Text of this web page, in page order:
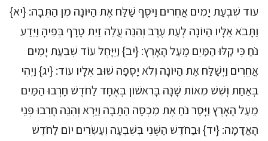
עוֹד שִׁבְעַת יָמִים אֲחֵרִים וַיֹּסֶף שַׁלַּח אֶת הַיּוֹנָה מִן הַתֵּבָה: {יא}
וַתָּבֹא אֵלָיו הַיּוֹנָה לְעֵת עֶרֶב וְהִנֵּה עֲלֵה זַיִת טָרָף בְּפִיהָ וַיֵּדַע
נֹחַ כִּי קַלּוּ הַמַּיִם מֵעַל הָאָרֶץ: {יב} וַיִּיָּחֶל עוֹד שִׁבְעַת יָמִים
אֲחֵרִים וַיְשַׁלַּח אֶת הַיּוֹנָה וְלֹא יָסְפָה שׁוּב אֵלָיו עוֹד: {יג} וַיְהִי
בְּאַחַת וְשֵׁשׁ מֵאוֹת שָׁנָה בָּרִאשׁוֹן בְּאֶחָד לַחֹדֶשׁ חָרְבוּ הַמַּיִם
מֵעַל הָאָרֶץ וַיָּסַר נֹחַ אֶת מִכְסֵה הַתֵּבָה וַיַּרְא וְהִנֵּה חָרְבוּ פְּנֵי
הָאֲדָמָה: {יד} וּבַחֹדֶשׁ הַשֵּׁנִי בְּשִׁבְעָה וְעֶשְׂרִים יוֹם לַחֹדֶשׁ